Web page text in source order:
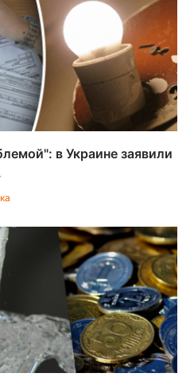
в Украине заявили